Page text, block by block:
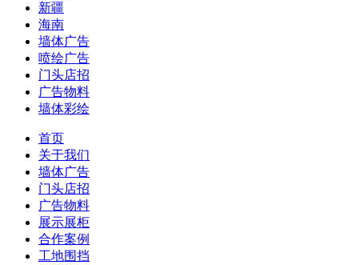
新疆
海南
墙体广告
喷绘广告
门头店招
广告物料
墙体彩绘
首页
关于我们
墙体广告
门头店招
广告物料
展示展柜
合作案例
工地围挡